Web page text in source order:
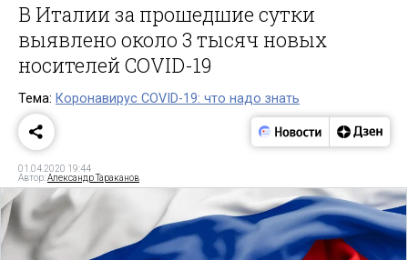
В Италии за прошедшие сутки
выявлено около 3 тысяч новых
носителей COVID-19
Тема: Коронавирус COVID-19: что надо знать
01.04.2020 19:44
Автор:Александр Тараканов